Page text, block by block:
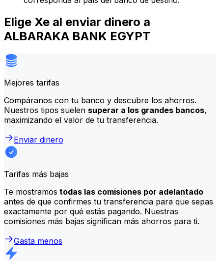
Elige Xe al enviar dinero a
ALBARAKA BANK EGYPT
Mejores tarifas
Compáranos con tu banco y descubre los ahorros.
Nuestros tipos suelen superar a los grandes bancos,
maximizando el valor de tu transferencia.
Enviar dinero
Tarifas más bajas
Te mostramos todas las comisiones por adelantado
antes de que confirmes tu transferencia para que sepas
exactamente por qué estás pagando. Nuestras
comisiones más bajas significan más ahorros para ti.
Gasta menos